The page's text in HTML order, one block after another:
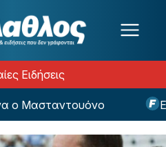
Ειδήσεις
Μασταντουόνο